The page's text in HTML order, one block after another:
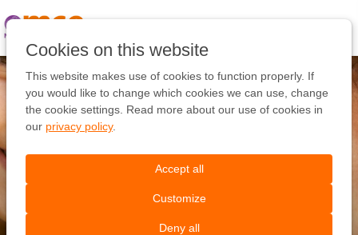
Cookies on this website
This website makes use of cookies to function properly. If
you would like to change which cookies we can use, change
the cookie settings. Read more about our use of cookies in
our privacy policy.
Accept all
Customize
Deny all
link
para
conteúdo
para
navegação
Fale conosco!
certas para você